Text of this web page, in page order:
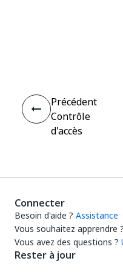
Précédent
Contrôle
d'accès
Connecter
Besoin d'aide ? Assistance
Vous souhaitez apprendre ?
Vous avez des questions ?
Rester à jour